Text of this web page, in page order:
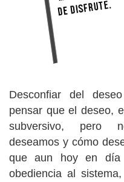
Desconfiar del
pensar que el deseo,
subversivo, pero
deseamos y cómo
que aun hoy en día
obediencia al